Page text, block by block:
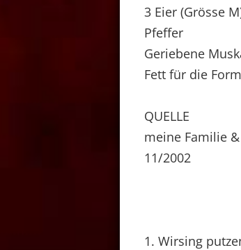
3 Eier (Grösse
Pfeffer
Geriebene
Fett für die Form
QUELLE
meine Familie
11/2002
1. Wirsing